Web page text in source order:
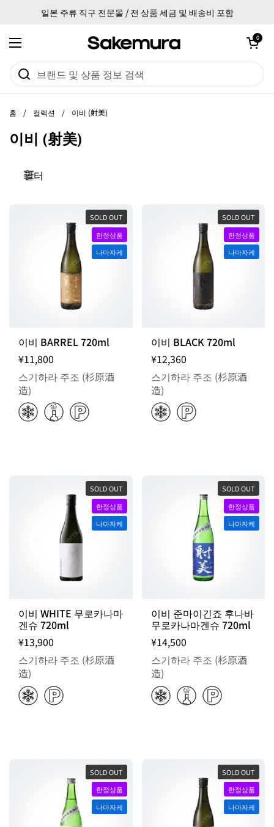
일본 주류 직구 전문몰 / 전 상품 세금 및 배송비 포함
메뉴 열기
카트 열기
0
홈 / 컬렉션 / 이비 (射美)
이비 (射美)
필터
이비 BARREL 720ml
¥11,800
스기하라 주조 (杉原酒
造)
SOLD OUT
한정상품
나마자케
이비 BLACK 720ml
¥12,360
스기하라 주조 (杉原酒
造)
SOLD OUT
한정상품
나마자케
이비 WHITE 무로카나마
겐슈 720ml
¥13,900
스기하라 주조 (杉原酒
造)
SOLD OUT
한정상품
나마자케
이비 준마이긴죠 후나바
무로카나마겐슈 720ml
¥14,500
스기하라 주조 (杉原酒
造)
SOLD OUT
한정상품
나마자케
SOLD OUT
한정상품
나마자케
SOLD OUT
한정상품
나마자케